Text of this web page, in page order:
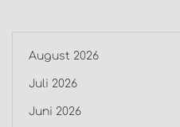
August 2026
Juli 2026
Juni 2026